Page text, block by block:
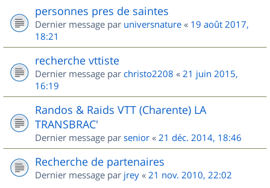
personnes pres de saintes
Dernier message par universnature « 19 août 2017,
18:21
recherche vttiste
Dernier message par christo2208 « 21 juin 2015,
16:19
Randos & Raids VTT (Charente) LA
TRANSBRAC'
Dernier message par senior « 21 déc. 2014, 18:46
Recherche de partenaires
Dernier message par jrey « 21 nov. 2010, 22:02